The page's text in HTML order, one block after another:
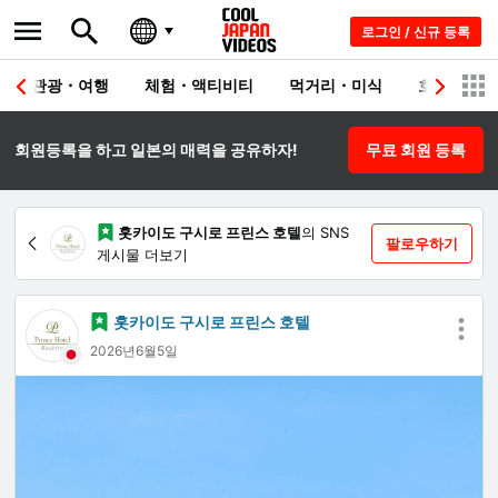
로그인 / 신규 등록
관광・여행 체험・액티비티 먹거리・미식 호텔・료칸
회원등록을 하고 일본의 매력을 공유하자! 무료 회원 등록
홋카이도 구시로 프린스 호텔의 SNS
게시물 더보기
팔로우하기
홋카이도 구시로 프린스 호텔
2026년6월5일